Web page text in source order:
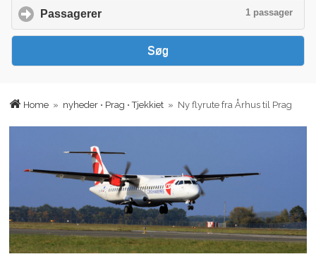
Home » nyheder • Prag •Tjekkiet » Ny flyrute fra Århus til Prag